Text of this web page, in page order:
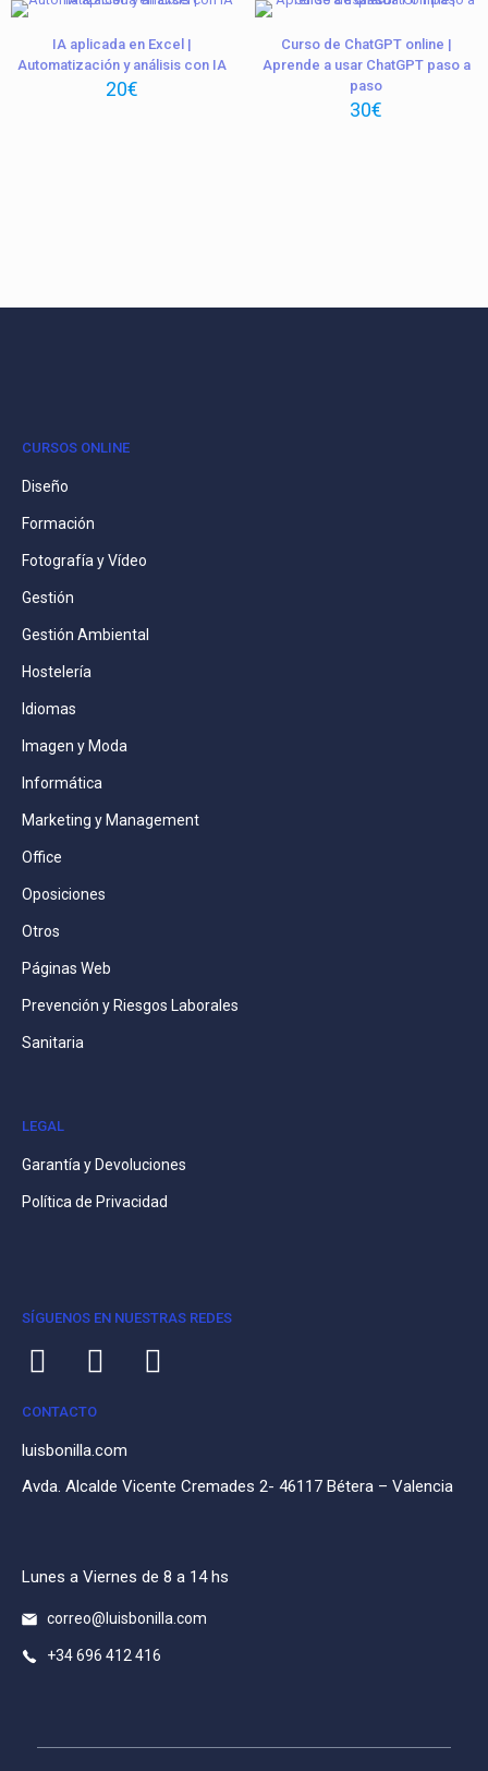
IA aplicada en Excel |
Automatización y análisis con IA
20€
Curso de ChatGPT online |
Aprende a usar ChatGPT paso a
paso
30€
CURSOS ONLINE
Diseño
Formación
Fotografía y Vídeo
Gestión
Gestión Ambiental
Hostelería
Idiomas
Imagen y Moda
Informática
Marketing y Management
Office
Oposiciones
Otros
Páginas Web
Prevención y Riesgos Laborales
Sanitaria
LEGAL
Garantía y Devoluciones
Política de Privacidad
SÍGUENOS EN NUESTRAS REDES
CONTACTO
luisbonilla.com
Avda. Alcalde Vicente Cremades 2- 46117 Bétera – Valencia
Lunes a Viernes de 8 a 14 hs
correo@luisbonilla.com
+34 696 412 416